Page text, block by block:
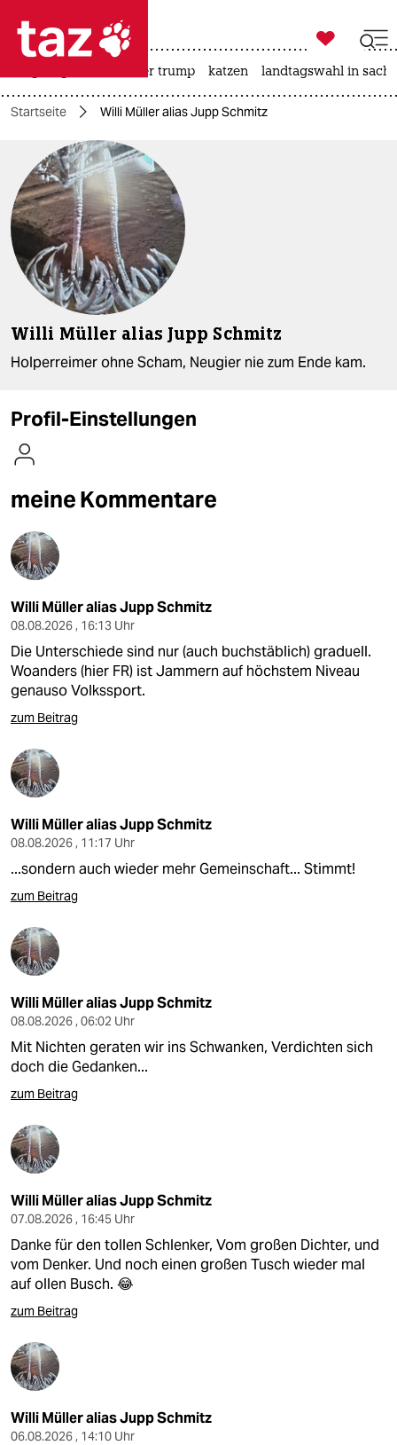
 taz zahl ich
taz zahl ich
themen
politik
öko
gesellschaft
kultur
sport
nord
verlag
shop
fragen & hilfe
unterstützen
abo
genossenschaft
epaper login

taz zahl ich
usa unter trump katzen landtagswahl in
Startseite Willi Müller alias Jupp Schmitz
Willi Müller alias Jupp Schmitz
Holperreimer ohne Scham, Neugier nie zum Ende kam.
Profil-Einstellungen
meine Kommentare
Willi Müller alias Jupp Schmitz
08.08.2026 , 16:13 Uhr
Die Unterschiede sind nur (auch buchstäblich) graduell.
Woanders (hier FR) ist Jammern auf höchstem Niveau
genauso Volkssport.
zum Beitrag
Willi Müller alias Jupp Schmitz
08.08.2026 , 11:17 Uhr
...sondern auch wieder mehr Gemeinschaft... Stimmt!
zum Beitrag
Willi Müller alias Jupp Schmitz
08.08.2026 , 06:02 Uhr
Mit Nichten geraten wir ins Schwanken, Verdichten sich
doch die Gedanken...
zum Beitrag
Willi Müller alias Jupp Schmitz
07.08.2026 , 16:45 Uhr
Danke für den tollen Schlenker, Vom großen Dichter, und
vom Denker. Und noch einen großen Tusch wieder mal
auf ollen Busch. 😂
zum Beitrag
Willi Müller alias Jupp Schmitz
06.08.2026 , 14:10 Uhr